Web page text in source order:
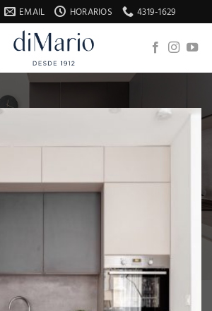
EMAIL HORARIOS 4319-1629